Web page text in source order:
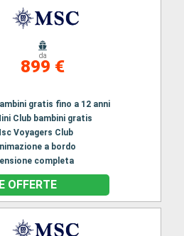
da
899 €
gratis fino a 12 anni
Club bambini gratis
Voyagers Club
a bordo
completa
OFFERTE